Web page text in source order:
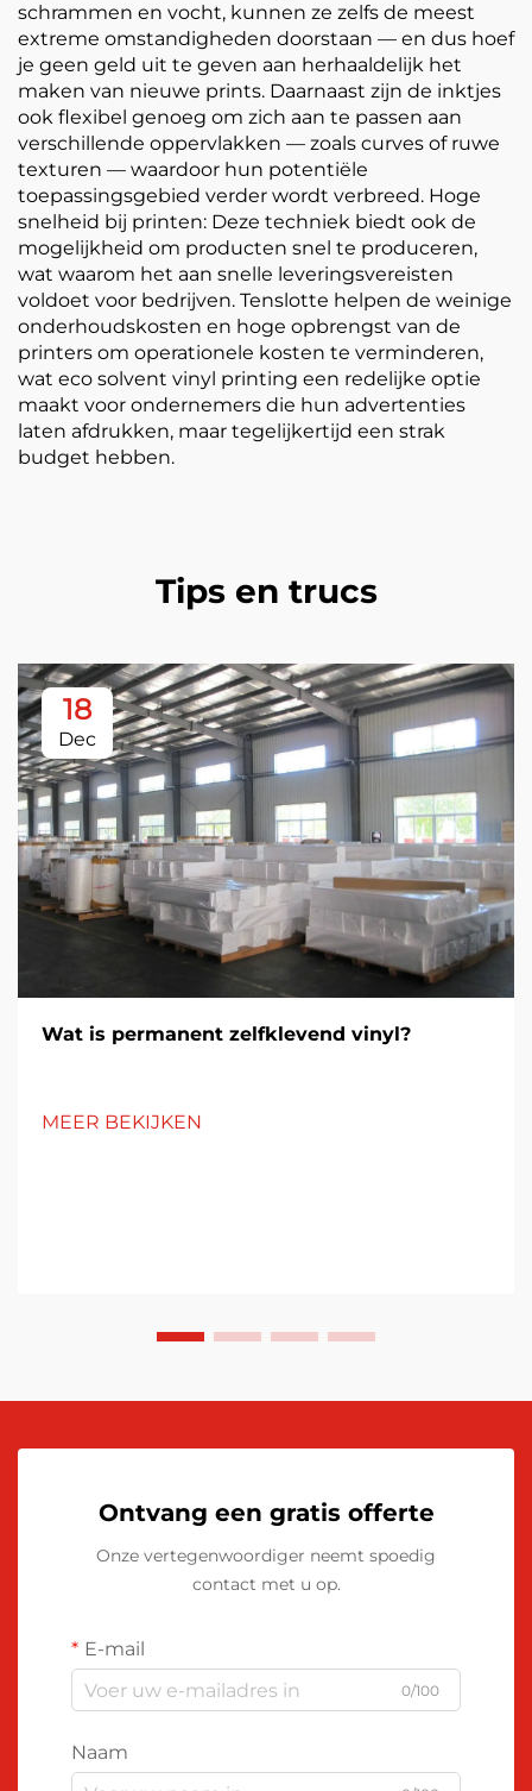
schrammen en vocht, kunnen ze zelfs de meest
extreme omstandigheden doorstaan — en dus hoef
je geen geld uit te geven aan herhaaldelijk het
maken van nieuwe prints. Daarnaast zijn de inktjes
ook flexibel genoeg om zich aan te passen aan
verschillende oppervlakken — zoals curves of ruwe
texturen — waardoor hun potentiële
toepassingsgebied verder wordt verbreed. Hoge
snelheid bij printen: Deze techniek biedt ook de
mogelijkheid om producten snel te produceren,
wat waarom het aan snelle leveringsvereisten
voldoet voor bedrijven. Tenslotte helpen de weinige
onderhoudskosten en hoge opbrengst van de
printers om operationele kosten te verminderen,
wat eco solvent vinyl printing een redelijke optie
maakt voor ondernemers die hun advertenties
laten afdrukken, maar tegelijkertijd een strak
budget hebben.
Tips en trucs
18
Dec
Wat is permanent zelfklevend vinyl?
MEER BEKIJKEN
Ontvang een gratis offerte
Onze vertegenwoordiger neemt spoedig
contact met u op.
E-mail
0/100
Naam